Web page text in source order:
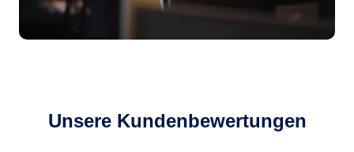
Unsere Kundenbewertungen